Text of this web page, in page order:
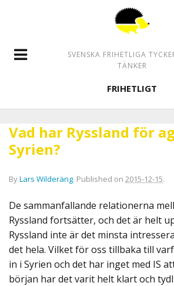
SVENSKA FRIHETLIGA
TÄNKER
FRIHETLIGT
Vad har Ryssland för
Syrien?
ByLars Wilderäng. Published on 2015-12-15.
De sammanfallande relationerna
Ryssland fortsätter, och det är helt
Ryssland inte är det minsta
det hela. Vilket för oss tillbaka till
in i Syrien och det har inget med IS
början har det varit helt klart och